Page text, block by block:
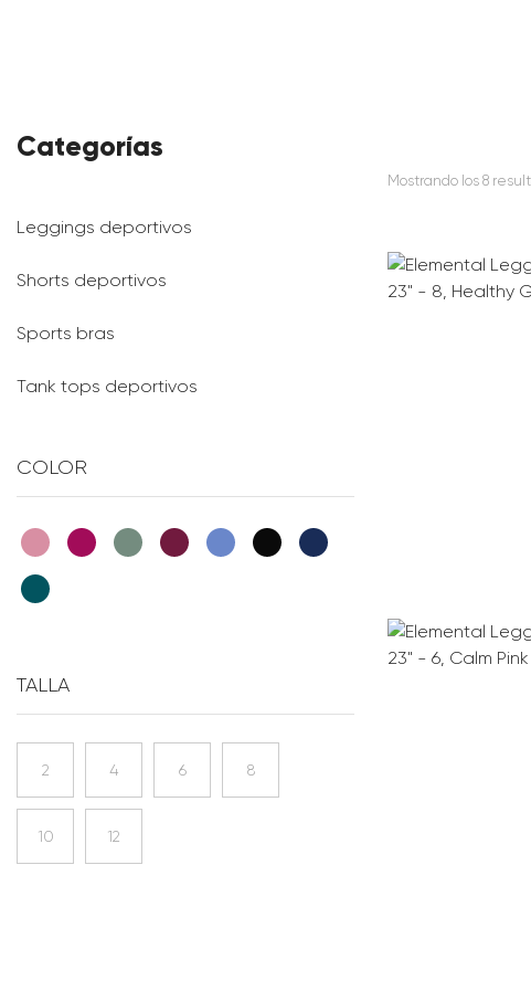
Categorías
Leggings deportivos
Shorts deportivos
Sports bras
Tank tops deportivos
COLOR
TALLA
2 4 6 8
10 12
Mostrando los 8